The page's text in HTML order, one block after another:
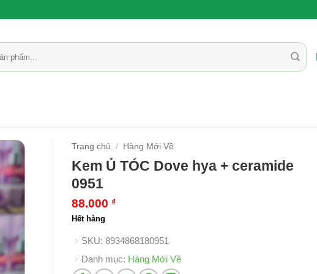
Trang chủ / Hàng Mới Về
Kem Ủ TÓC Dove hya + ceramide
0951
88.000 ₫
Hết hàng
SKU: 8934868180951
Danh mục: Hàng Mới Về